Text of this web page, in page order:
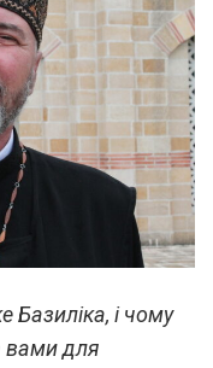
Базиліка, і чому
вами для